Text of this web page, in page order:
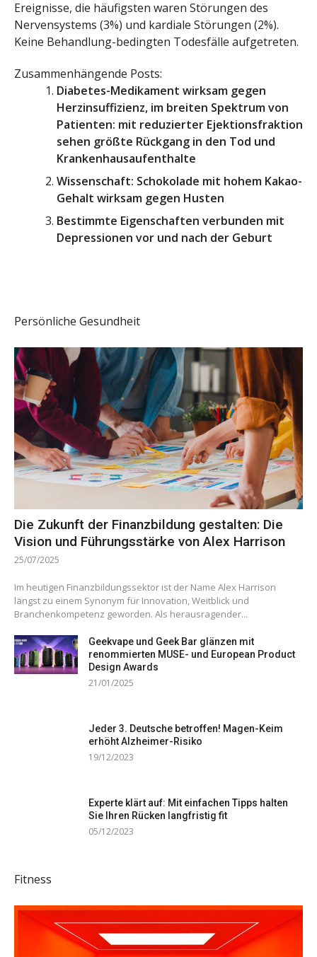
Ereignisse, die häufigsten waren Störungen des
Nervensystems (3%) und kardiale Störungen (2%).
Keine Behandlung-bedingten Todesfälle aufgetreten.
Zusammenhängende Posts:
Diabetes-Medikament wirksam gegen
Herzinsuffizienz, im breiten Spektrum von
Patienten: mit reduzierter Ejektionsfraktion
sehen größte Rückgang in den Tod und
Krankenhausaufenthalte
Wissenschaft: Schokolade mit hohem Kakao-
Gehalt wirksam gegen Husten
Bestimmte Eigenschaften verbunden mit
Depressionen vor und nach der Geburt
Persönliche Gesundheit
Die Zukunft der Finanzbildung gestalten: Die
Vision und Führungsstärke von Alex Harrison
25/07/2025
Im heutigen Finanzbildungssektor ist der Name Alex Harrison
längst zu einem Synonym für Innovation, Weitblick und
Branchenkompetenz geworden. Als herausragender...
Geekvape und Geek Bar glänzen mit
renommierten MUSE- und European Product
Design Awards
21/01/2025
Jeder 3. Deutsche betroffen! Magen-Keim
erhöht Alzheimer-Risiko
19/12/2023
Experte klärt auf: Mit einfachen Tipps halten
Sie Ihren Rücken langfristig fit
05/12/2023
Fitness